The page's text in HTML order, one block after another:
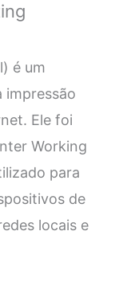
é um
impressão
Ele foi
Working
para
de
locais e